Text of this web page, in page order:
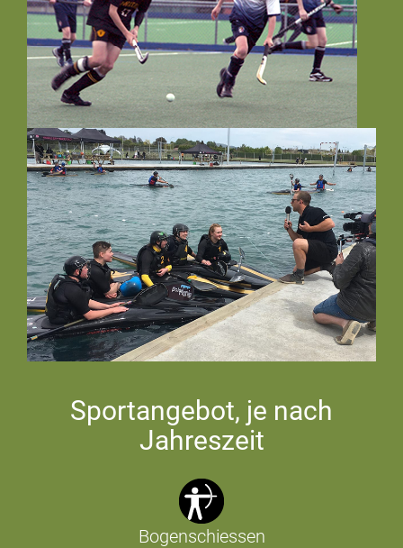
Sportangebot, je nach
Jahreszeit
Bogenschiessen